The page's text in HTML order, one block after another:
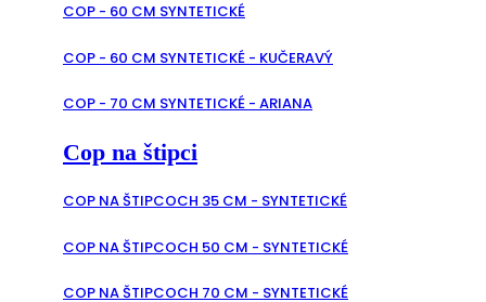
COP - 60 CM SYNTETICKÉ
COP - 60 CM SYNTETICKÉ - KUČERAVÝ
COP - 70 CM SYNTETICKÉ - ARIANA
Cop na štipci
COP NA ŠTIPCOCH 35 CM - SYNTETICKÉ
COP NA ŠTIPCOCH 50 CM - SYNTETICKÉ
COP NA ŠTIPCOCH 70 CM - SYNTETICKÉ